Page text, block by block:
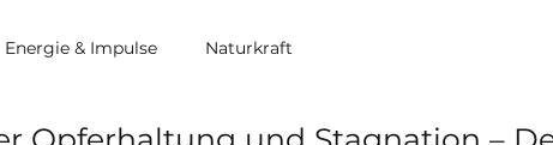
Energie & Impulse Naturkraft